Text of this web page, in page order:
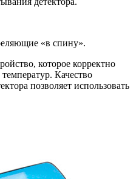
«в спину».
которое корректно
Качество
позволяет использовать